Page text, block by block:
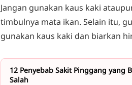
Jangan gunakan kaus kaki
timbulnya mata ikan. Selain itu,
gunakan kaus kaki dan biarkan
12 Penyebab Sakit Pinggang yang
Salah